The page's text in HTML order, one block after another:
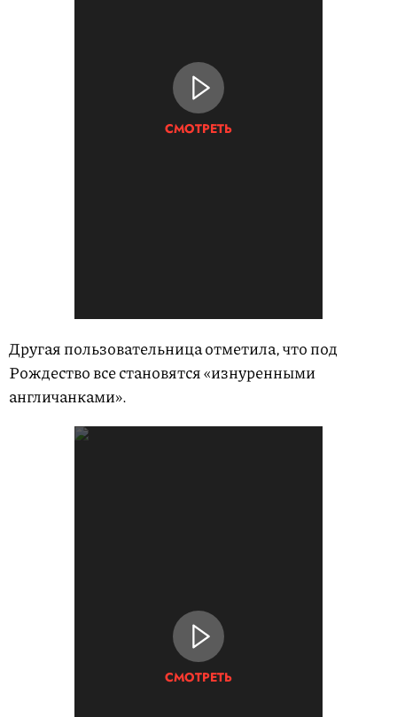
СМОТРЕТЬ
Другая пользовательница отметила, что под
Рождество все становятся «изнуренными
англичанками».
СМОТРЕТЬ